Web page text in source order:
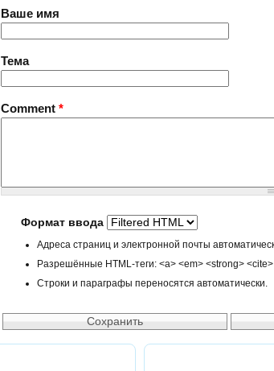
Ваше имя
Тема
Comment *
Формат ввода
Адреса страниц и электронной почты
Разрешённые HTML-теги: <a> <em> <strong>
Строки и параграфы переносятся автоматически.